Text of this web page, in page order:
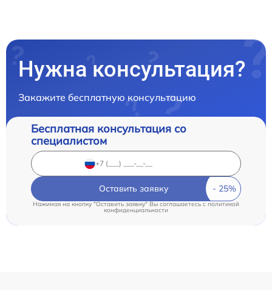
Нужна консультация?
Закажите бесплатную консультацию
Бесплатная консультация со
специалистом
Оставить заявку
Нажимая на кнопку "Оставить заявку" Вы соглашаетесь cполитикой
конфиденциальности